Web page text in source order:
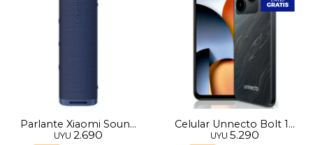
Parlante Xiaomi Sound
Outdoor 30W
UYU 2.690
Celular Unnecto Bolt 10
128GB NFC 4GB RAM
UYU 5.290